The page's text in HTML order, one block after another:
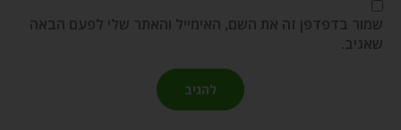
שמור בדפדפן זה את השם, האימייל והאתר שלי לפעם הבאה
שאגיב.